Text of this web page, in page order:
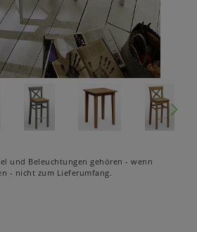
und Beleuchtungen gehören - wenn
- nicht zum Lieferumfang.